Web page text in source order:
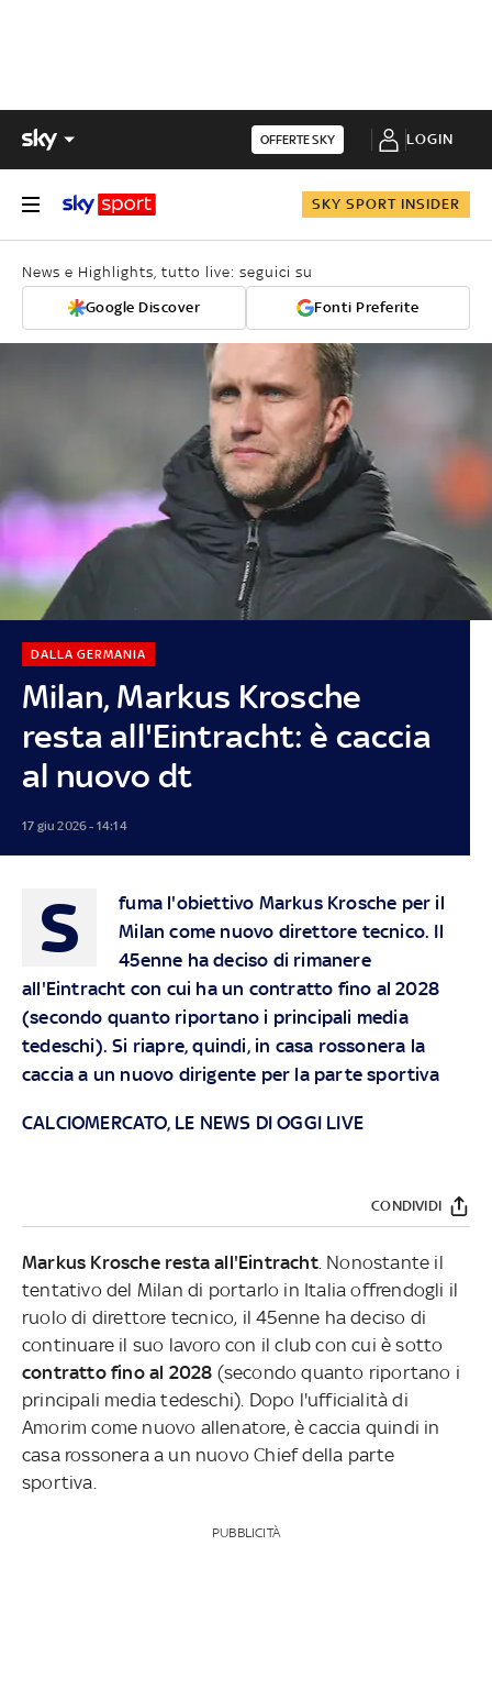
OFFERTE SKY LOGIN
SKY SPORT INSIDER
News e Highlights, tutto live: seguici su
Google Discover Fonti Preferite
Milan, Markus Krosche
resta all'Eintracht: è caccia
al nuovo dt
DALLA GERMANIA
17 giu 2026 - 14:14
S
fuma l'obiettivo Markus Krosche per il
Milan come nuovo direttore tecnico. Il
45enne ha deciso di rimanere
all'Eintracht con cui ha un contratto fino al 2028
(secondo quanto riportano i principali media
tedeschi). Si riapre, quindi, in casa rossonera la
caccia a un nuovo dirigente per la parte sportiva
CALCIOMERCATO, LE NEWS DI OGGI LIVE
CONDIVIDI
Markus Krosche resta all'Eintracht. Nonostante il
tentativo del Milan di portarlo in Italia offrendogli il
ruolo di direttore tecnico, il 45enne ha deciso di
continuare il suo lavoro con il club con cui è sotto
contratto fino al 2028 (secondo quanto riportano i
principali media tedeschi). Dopo l'ufficialità di
Amorim come nuovo allenatore, è caccia quindi in
casa rossonera a un nuovo Chief della parte
sportiva.
PUBBLICITÀ